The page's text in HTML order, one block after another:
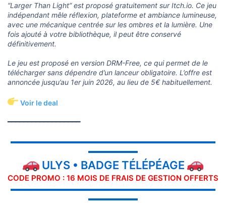
“Larger Than Light” est proposé gratuitement sur Itch.io. Ce jeu
indépendant mêle réflexion, plateforme et ambiance lumineuse,
avec une mécanique centrée sur les ombres et la lumière. Une
fois ajouté à votre bibliothèque, il peut être conservé
définitivement.
Le jeu est proposé en version DRM-Free, ce qui permet de le
télécharger sans dépendre d’un lanceur obligatoire. L’offre est
annoncée jusqu’au 1er juin 2026, au lieu de 5€ habituellement.
Voir le deal
━━━━━━━━━━━━━━━━━━
▬▬▬▬▬▬▬▬▬▬▬▬▬▬▬▬▬▬▬▬▬▬▬▬▬▬▬▬▬
▬▬▬▬▬▬▬
ULYS • BADGE TÉLÉPÉAGE
CODE PROMO : 16 MOIS DE FRAIS DE GESTION OFFERTS
▬▬▬▬▬▬▬▬▬▬▬▬▬▬▬▬▬▬▬▬▬▬▬▬▬▬▬▬▬
▬▬▬▬▬▬▬